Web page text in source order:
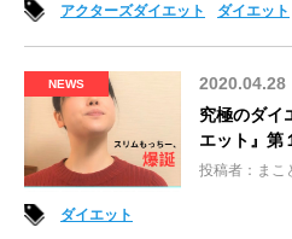
アクターズダイエット
ダイエット
NEWS 2020.04.28
究極のダイ
エット』第
投稿者：まこ
ダイエット